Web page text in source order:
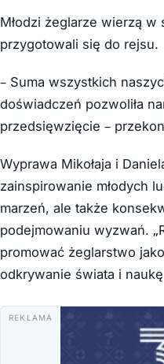
Młodzi żeglarze wierzą w
przygotowali się do rejsu.
– Suma wszystkich
doświadczeń pozwoliła
przedsięwzięcie –
Wyprawa Mikołaja i
zainspirowanie młodych
marzeń, ale także
podejmowaniu wyzwań.
promować żeglarstwo
odkrywanie świata i
REKLAMA